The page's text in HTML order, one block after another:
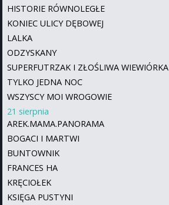
HISTORIE RÓWNOLEGŁE
KONIEC ULICY DĘBOWEJ
LALKA
ODZYSKANY
SUPERFUTRZAK I ZŁOŚLIWA WIEWIÓRKA
TYLKO JEDNA NOC
WSZYSCY MOI WROGOWIE
21 sierpnia
AREK.MAMA.PANORAMA
BOGACI I MARTWI
BUNTOWNIK
FRANCES HA
KRĘCIOŁEK
KSIĘGA PUSTYNI